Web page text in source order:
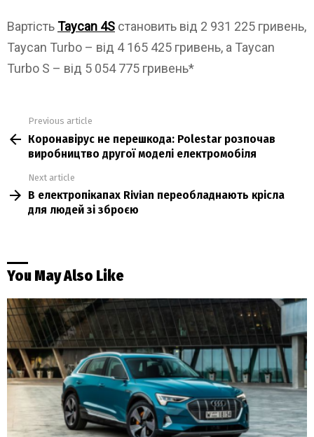
ВартістьTaycan 4S становить від 2 931 225 гривень,
Taycan Turbo – від 4 165 425 гривень, а Taycan
Turbo S – від 5 054 775 гривень*
more
Previous article
Коронавірус не перешкода: Polestar розпочав
виробництво другої моделі електромобіля
Next article
В електропікапах Rivian переобладнають крісла
для людей зі зброєю
You May Also Like